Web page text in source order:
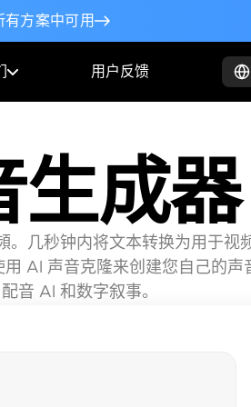
有方案中可用
用户反馈
生成器
几秒钟内将文本转换为用于视
AI 声音克隆来创建您自己的声
音 AI 和数字叙事。